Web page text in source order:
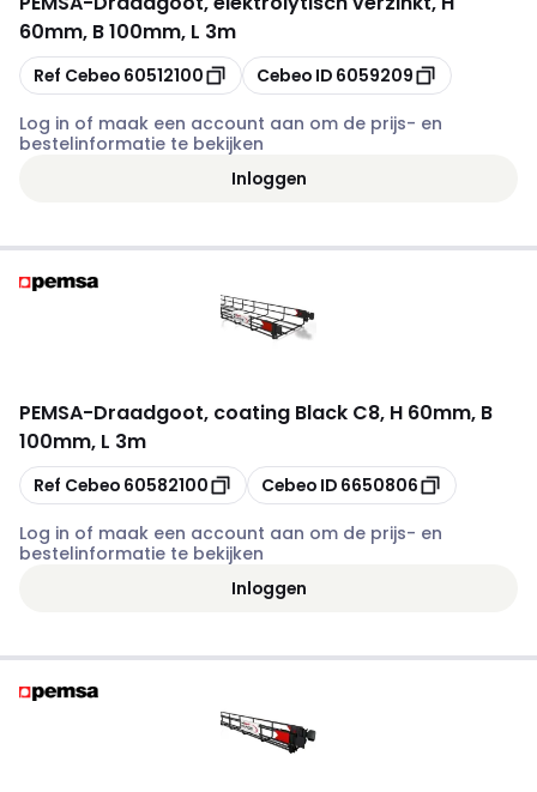
60mm, B 100mm, L 3m
Kopiëren
Ref Cebeo 60512100 Kopiëren
Cebeo ID 6059209
Log in of maak een account aan om de prijs- en
bestelinformatie te bekijken
Inloggen
PEMSA-Draadgoot, coating Black C8, H 60mm, B
100mm, L 3m
Kopiëren
Ref Cebeo 60582100 Kopiëren
Cebeo ID 6650806
Log in of maak een account aan om de prijs- en
bestelinformatie te bekijken
Inloggen